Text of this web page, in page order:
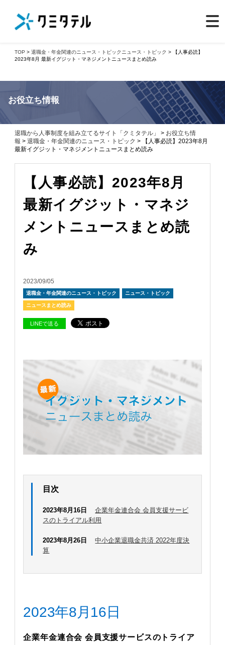
TOP >退職金・年金関連のニュース・トピック ニュース・トピック > 【人事必読】
2023年8月 最新イグジット・マネジメントニュースまとめ読み
お役立ち情報
退職から人事制度を組み立てるサイト「クミタテル」 > お役立ち情
報 >退職金・年金関連のニュース・トピック > 【人事必読】2023年8月
最新イグジット・マネジメントニュースまとめ読み
【人事必読】2023年8月
最新イグジット・マネジ
メントニュースまとめ読
み
2023/09/05
退職金・年金関連のニュース・トピック ニュース・トピック
ニュースまとめ読み
LINEで送る
目次
2023年8月16日
企業年金連合会 会員支援サービ
スのトライアル利用
2023年8月26日
中小企業退職金共済 2022年度決
算
2023年8月16日
企業年金連合会 会員支援サービスのトライア